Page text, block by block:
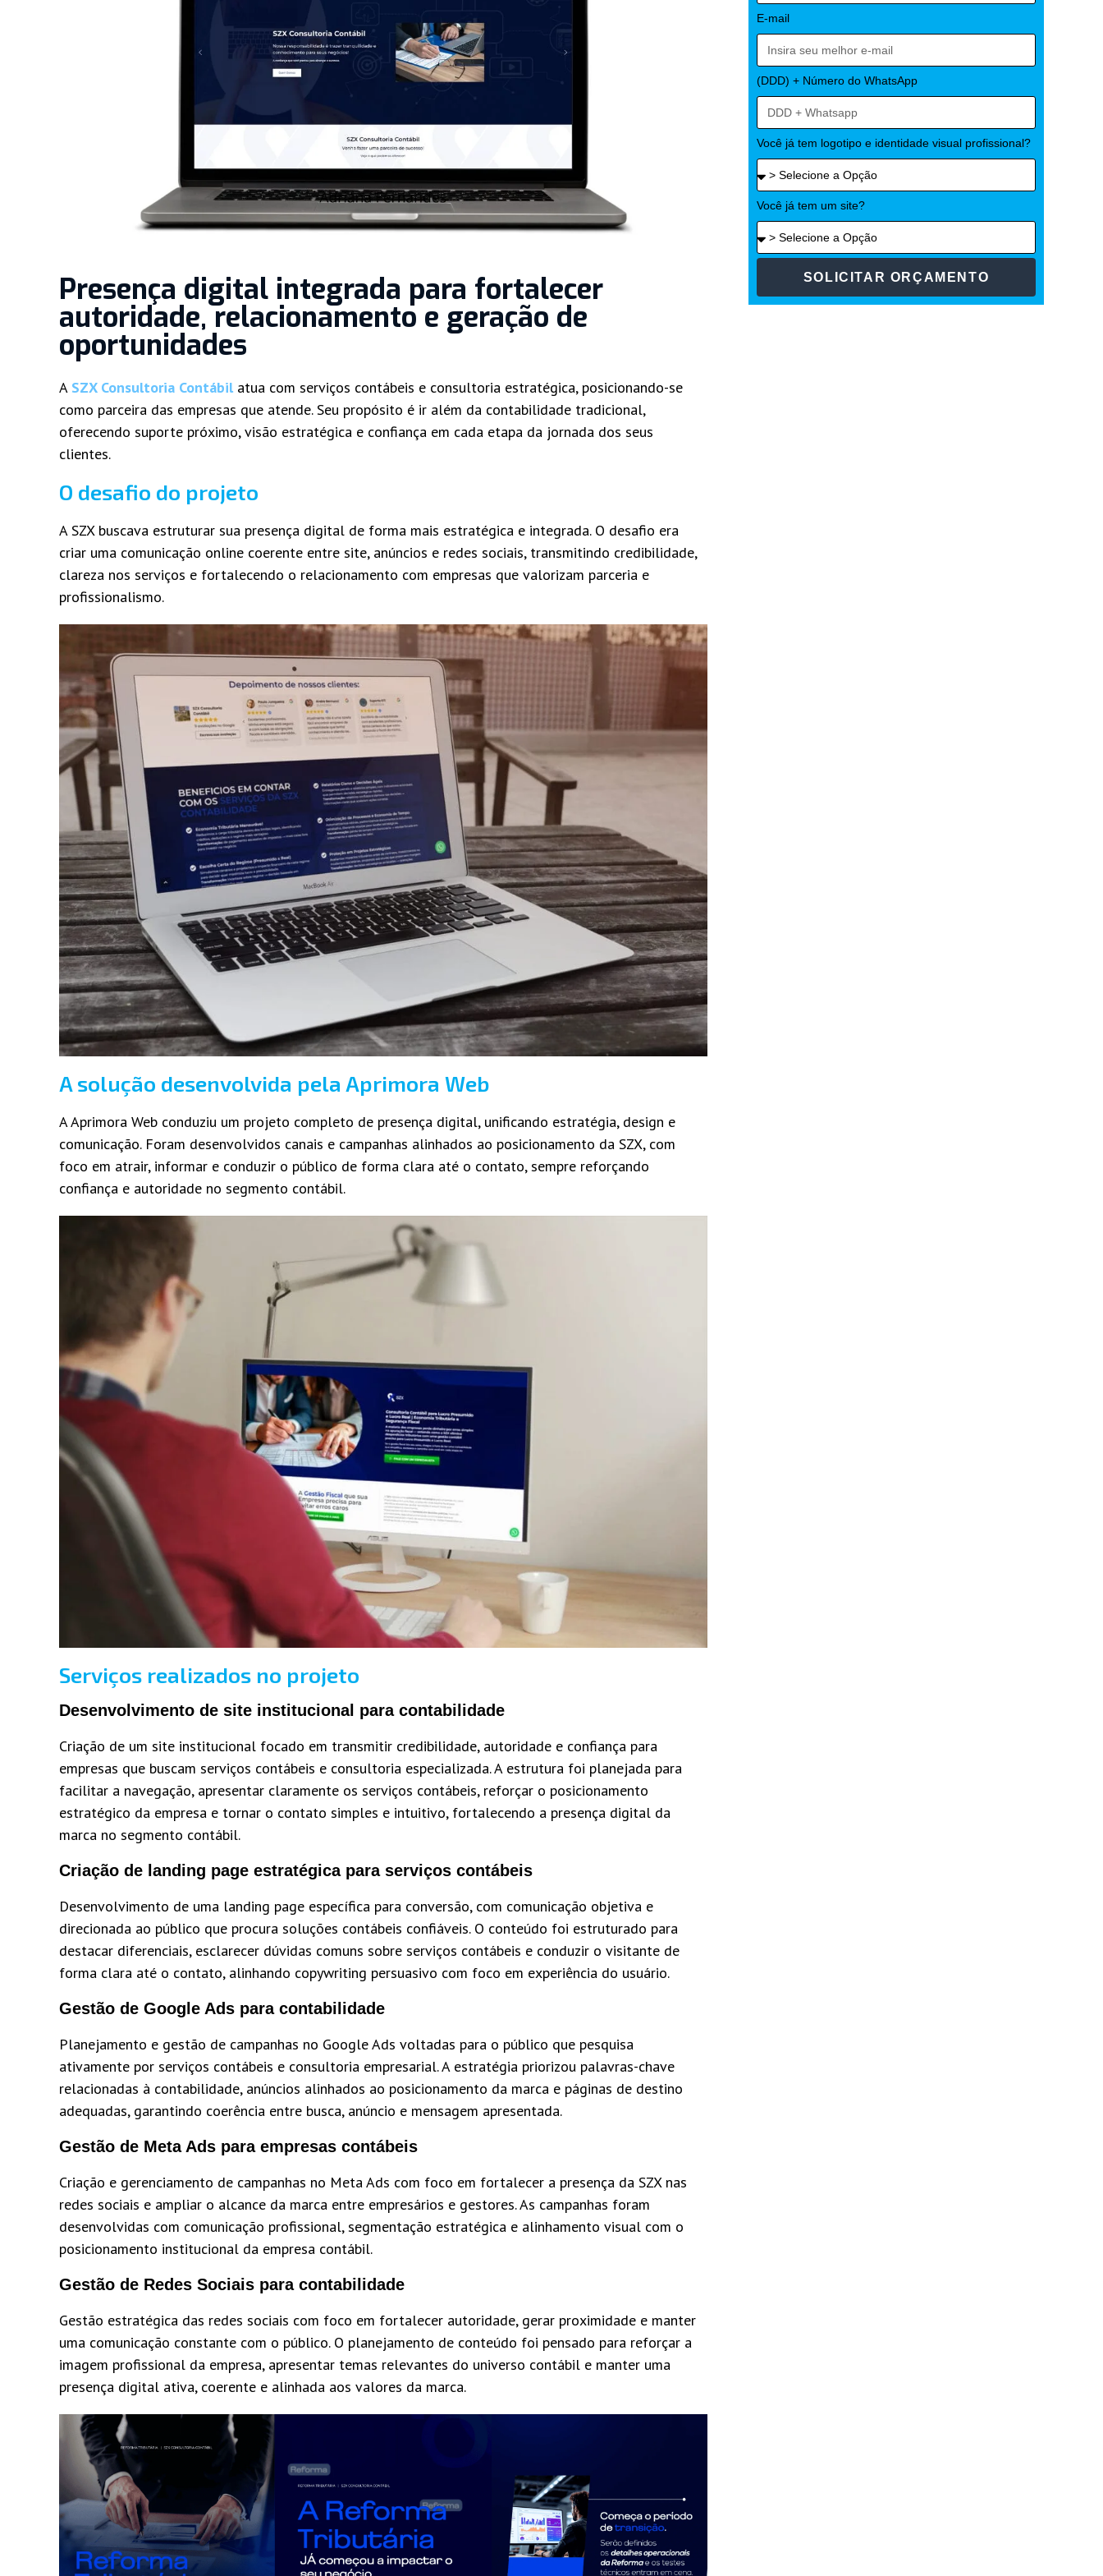
Presença digital integrada para fortalecer
autoridade, relacionamento e geração de
oportunidades
A SZX Consultoria Contábil atua com serviços contábeis e consultoria estratégica, posicionando-se
como parceira das empresas que atende. Seu propósito é ir além da contabilidade tradicional,
oferecendo suporte próximo, visão estratégica e confiança em cada etapa da jornada dos seus
clientes.
O desafio do projeto
A SZX buscava estruturar sua presença digital de forma mais estratégica e integrada. O desafio era
criar uma comunicação online coerente entre site, anúncios e redes sociais, transmitindo credibilidade,
clareza nos serviços e fortalecendo o relacionamento com empresas que valorizam parceria e
profissionalismo.
A solução desenvolvida pela Aprimora Web
A Aprimora Web conduziu um projeto completo de presença digital, unificando estratégia, design e
comunicação. Foram desenvolvidos canais e campanhas alinhados ao posicionamento da SZX, com
foco em atrair, informar e conduzir o público de forma clara até o contato, sempre reforçando
confiança e autoridade no segmento contábil.
Serviços realizados no projeto
Desenvolvimento de site institucional para contabilidade
Criação de um site institucional focado em transmitir credibilidade, autoridade e confiança para
empresas que buscam serviços contábeis e consultoria especializada. A estrutura foi planejada para
facilitar a navegação, apresentar claramente os serviços contábeis, reforçar o posicionamento
estratégico da empresa e tornar o contato simples e intuitivo, fortalecendo a presença digital da
marca no segmento contábil.
Criação de landing page estratégica para serviços contábeis
Desenvolvimento de uma landing page específica para conversão, com comunicação objetiva e
direcionada ao público que procura soluções contábeis confiáveis. O conteúdo foi estruturado para
destacar diferenciais, esclarecer dúvidas comuns sobre serviços contábeis e conduzir o visitante de
forma clara até o contato, alinhando copywriting persuasivo com foco em experiência do usuário.
Gestão de Google Ads para contabilidade
Planejamento e gestão de campanhas no Google Ads voltadas para o público que pesquisa
ativamente por serviços contábeis e consultoria empresarial. A estratégia priorizou palavras-chave
relacionadas à contabilidade, anúncios alinhados ao posicionamento da marca e páginas de destino
adequadas, garantindo coerência entre busca, anúncio e mensagem apresentada.
Gestão de Meta Ads para empresas contábeis
Criação e gerenciamento de campanhas no Meta Ads com foco em fortalecer a presença da SZX nas
redes sociais e ampliar o alcance da marca entre empresários e gestores. As campanhas foram
desenvolvidas com comunicação profissional, segmentação estratégica e alinhamento visual com o
posicionamento institucional da empresa contábil.
Gestão de Redes Sociais para contabilidade
Gestão estratégica das redes sociais com foco em fortalecer autoridade, gerar proximidade e manter
uma comunicação constante com o público. O planejamento de conteúdo foi pensado para reforçar a
imagem profissional da empresa, apresentar temas relevantes do universo contábil e manter uma
presença digital ativa, coerente e alinhada aos valores da marca.
E-mail
(DDD) + Número do WhatsApp
Você já tem logotipo e identidade visual profissional?
Você já tem um site?
SOLICITAR ORÇAMENTO